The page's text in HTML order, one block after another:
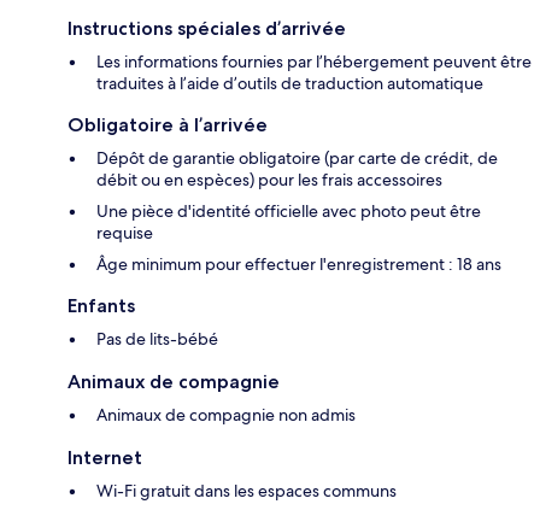
Instructions spéciales d’arrivée
Les informations fournies par l’hébergement peuvent être
traduites à l’aide d’outils de traduction automatique
Obligatoire à l’arrivée
Dépôt de garantie obligatoire (par carte de crédit, de
débit ou en espèces) pour les frais accessoires
Une pièce d'identité officielle avec photo peut être
requise
Âge minimum pour effectuer l'enregistrement : 18 ans
Enfants
Pas de lits-bébé
Animaux de compagnie
Animaux de compagnie non admis
Internet
Wi-Fi gratuit dans les espaces communs